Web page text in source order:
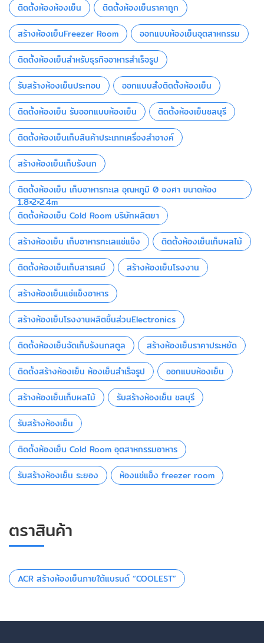
ติดตั้งห้องห้องเย็น
ติดตั้งห้องเย็นราคาถูก
สร้างห้องเย็นFreezer Room
ออกแบบห้องเย็นอุตสาหกรรม
ติดตั้งห้องเย็นสำหรับธุรกิจอาหารสำเร็จรูป
รับสร้างห้องเย็นประกอบ
ออกแบบสั่งติดตั้งห้องเย็น
ติดตั้งห้องเย็น รับออกแบบห้องเย็น
ติดตั้งห้องเย็นชลบุรี
ติดตั้งห้องเย็นเก็บสินค้าประเภทเครื่องสำอางค์
สร้างห้องเย็นเก็บรังนก
ติดตั้งห้องเย็น เก็บอาหารทะเล อุณหภูมิ 0 องศา ขนาดห้อง
1.8×2×2.4m
ติดตั้งห้องเย็น Cold Room บริษัทผลิตยา
สร้างห้องเย็น เก็บอาหารทะเลแช่แข็ง
ติดตั้งห้องเย็นเก็บผลไม้
ติดตั้งห้องเย็นเก็บสารเคมี
สร้างห้องเย็นโรงงาน
สร้างห้องเย็นแช่แข็งอาหาร
สร้างห้องเย็นโรงงานผลิตชิ้นส่วนElectronics
ติดตั้งห้องเย็นจัดเก็บรังนกสตูล
สร้างห้องเย็นราคาประหยัด
ติดตั้งสร้างห้องเย็น ห้องเย็นสำเร็จรูป
ออกแบบห้องเย็น
สร้างห้องเย็นเก็บผลไม้
รับสร้างห้องเย็น ชลบุรี
รับสร้างห้องเย็น
ติดตั้งห้องเย็น Cold Room อุตสาหกรรมอาหาร
รับสร้างห้องเย็น ระยอง
ห้องแช่แข็ง freezer room
ตราสินค้า
ACR สร้างห้องเย็นภายใต้แบรนด์ “COOLEST”